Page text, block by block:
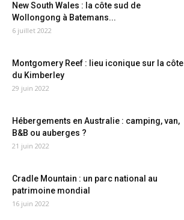
New South Wales : la côte sud de
Wollongong à Batemans...
6 juillet 2022
Montgomery Reef : lieu iconique sur la côte
du Kimberley
29 juin 2022
Hébergements en Australie : camping, van,
B&B ou auberges ?
21 juin 2022
Cradle Mountain : un parc national au
patrimoine mondial
16 juin 2022